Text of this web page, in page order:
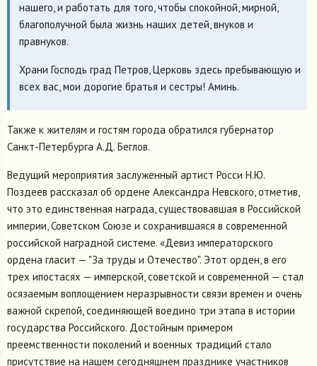
нашего, и работать для того, чтобы спокойной, мирной,
благополучной была жизнь наших детей, внуков и
правнуков.
Храни Господь град Петров, Церковь здесь пребывающую и
всех вас, мои дорогие братья и сестры! Аминь.
Также к жителям и гостям города обратился губернатор
Санкт-Петербурга А.Д. Беглов.
Ведущий мероприятия заслуженный артист Росси Н.Ю.
Поздеев рассказал об ордене Александра Невского, отметив,
что это единственная награда, существовавшая в Российской
империи, Советском Союзе и сохранившаяся в современной
российской наградной системе. «Девиз императорского
ордена гласит — "За труды и Отечество". Этот орден, в его
трех ипостасях — имперской, советской и современной — стал
осязаемым воплощением неразрывности связи времен и очень
важной скрепой, соединяющей воедино три этапа в истории
государства Российского. Достойным примером
преемственности поколений и военных традиций стало
присутствие на нашем сегодняшнем празднике участников